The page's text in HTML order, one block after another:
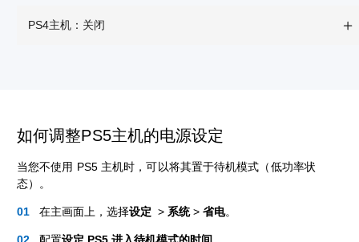
PS4主机：关闭
如何调整PS5主机的电源设定
当您不使用 PS5 主机时，可以将其置于待机模式（低功率状
态）。
在主画面上，选择设定 > 系统> 省电。